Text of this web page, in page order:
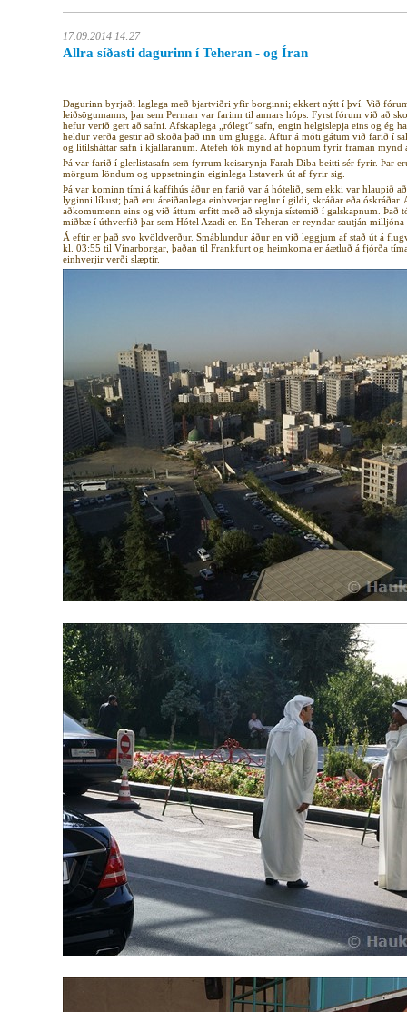
17.09.2014 14:27
Allra síðasti dagurinn í Teheran - og Íran
Dagurinn byrjaði laglega með bjartviðri yfir borginni; ekkert nýtt í því. Við
leiðsögumanns, þar sem Perman var farinn til annars hóps. Fyrst fórum við að
hefur verið gert að safni. Afskaplega „rólegt“ safn, engin helgislepja eins og ég
heldur verða gestir að skoða það inn um glugga. Aftur á móti gátum við farið í
og lítilsháttar safn í kjallaranum. Atefeh tók mynd af hópnum fyrir framan
Þá var farið í glerlistasafn sem fyrrum keisarynja Farah Diba beitti sér fyrir. Þar
mörgum löndum og uppsetningin eiginlega listaverk út af fyrir sig.
Þá var kominn tími á kaffihús áður en farið var á hótelið, sem ekki var hlaupið
lyginni líkust; það eru áreiðanlega einhverjar reglur í gildi, skráðar eða óskráðar.
aðkomumenn eins og við áttum erfitt með að skynja sístemið í galskapnum. Það
miðbæ í úthverfið þar sem Hótel Azadi er. En Teheran er reyndar sautján
Á eftir er það svo kvöldverður. Smáblundur áður en við leggjum af stað út á
kl. 03:55 til Vínarborgar, þaðan til Frankfurt og heimkoma er áætluð á fjórða
einhverjir verði slæptir.